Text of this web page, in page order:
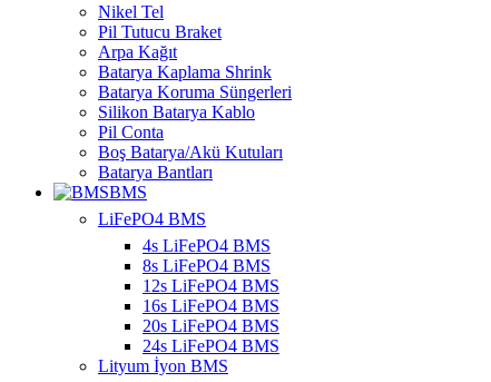
Nikel Tel
Pil Tutucu Braket
Arpa Kağıt
Batarya Kaplama Shrink
Batarya Koruma Süngerleri
Silikon Batarya Kablo
Pil Conta
Boş Batarya/Akü Kutuları
Batarya Bantları
BMS
LiFePO4 BMS
4s LiFePO4 BMS
8s LiFePO4 BMS
12s LiFePO4 BMS
16s LiFePO4 BMS
20s LiFePO4 BMS
24s LiFePO4 BMS
Lityum İyon BMS